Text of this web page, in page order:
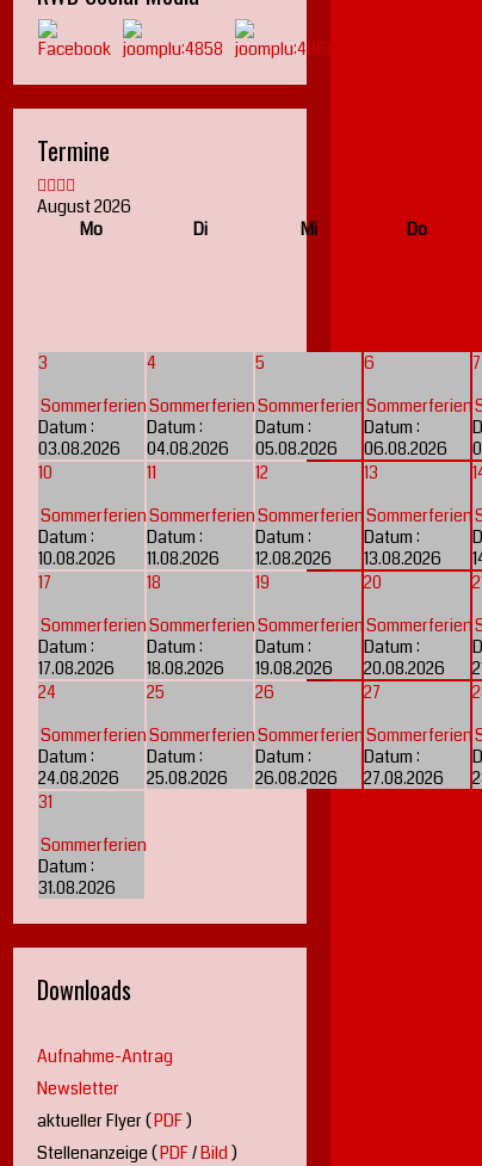
Termine
August 2026
Mo
Di Mi Do
3
Sommerferien
Datum :
03.08.2026
4
Sommerferien
Datum :
04.08.2026
5
Sommerferien
Datum :
05.08.2026
6
Sommerferien
Datum :
06.08.2026
7
10
Sommerferien
Datum :
10.08.2026
11
Sommerferien
Datum :
11.08.2026
12
Sommerferien
Datum :
12.08.2026
13
Sommerferien
Datum :
13.08.2026
17
Sommerferien
Datum :
17.08.2026
18
Sommerferien
Datum :
18.08.2026
19
Sommerferien
Datum :
19.08.2026
20
Sommerferien
Datum :
20.08.2026
24
Sommerferien
Datum :
24.08.2026
25
Sommerferien
Datum :
25.08.2026
26
Sommerferien
Datum :
26.08.2026
27
Sommerferien
Datum :
27.08.2026
31
Sommerferien
Datum :
31.08.2026
Downloads
Aufnahme-Antrag
Newsletter
aktueller Flyer (PDF)
Stellenanzeige (PDF/Bild )